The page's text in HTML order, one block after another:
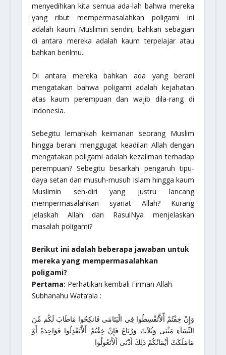
menyedihkan kita semua ada-lah bahwa mereka
yang ribut mempermasalahkan poligami ini
adalah kaum Muslimin sendiri, bahkan sebagian
di antara mereka adalah kaum terpelajar atau
bahkan berilmu.
Di antara mereka bahkan ada yang berani
mengatakan bahwa poligami adalah kejahatan
atas kaum perempuan dan wajib dila-rang di
Indonesia.
Sebegitu lemahkah keimanan seorang Muslim
hingga berani menggugat keadilan Allah dengan
mengatakan poligami adalah kezaliman terhadap
perempuan? Sebegitu besarkah pengaruh tipu-
daya setan dan musuh-musuh Islam hingga kaum
Muslimin sen-diri yang justru lancang
mempermasalahkan syariat Allah? Kurang
jelaskah Allah dan RasulNya menjelaskan
masalah poligami?
Berikut ini adalah beberapa jawaban untuk
mereka yang mempermasalahkan
poligami?
Pertama: Perhatikan kembali Firman Allah
Subhanahu Wata’ala :
وَإِنْ خِفْتُمْ أّلاَّتُقْسِطُوا فِي الْيَتَامَى فَانكِحُوا مَاطَابَ لَكُم مِّنَ
النِّسَآءِ مَثْنَى وَثُلاَثَ وَرُبَاعَ فَإِنْ خِفْتُمْ أَلاَّتَعْدِلُوا فَوَاحِدَةً أَوْ
مَامَلَكَتْ أَيْمَانُكُمْ ذَلِكَ أَدْنَى أَلاَّتَعُولُوا